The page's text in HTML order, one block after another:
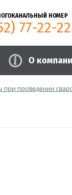
НОМЕР
77-22-22
О
при проведении